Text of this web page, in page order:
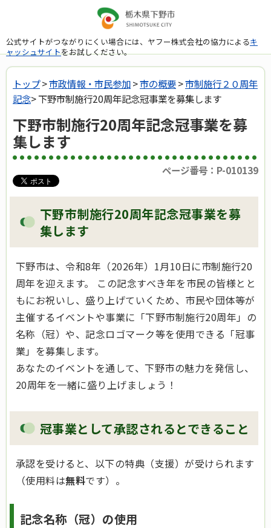
公式サイトがつながりにくい場合には、ヤフー株式会社の協力によるキ
ャッシュサイトをお試しください。
トップ>市政情報・市民参加>市の概要>市制施行２０周年
記念> 下野市制施行20周年記念冠事業を募集します
下野市制施行20周年記念冠事業を募
集します
ページ番号：P-010139
下野市制施行20周年記念冠事業を募
集します
下野市は、令和8年（2026年）1月10日に市制施行20
周年を迎えます。 この記念すべき年を市民の皆様とと
もにお祝いし、盛り上げていくため、市民や団体等が
主催するイベントや事業に「下野市制施行20周年」の
名称（冠）や、記念ロゴマーク等を使用できる「冠事
業」を募集します。
あなたのイベントを通して、下野市の魅力を発信し、
20周年を一緒に盛り上げましょう！
冠事業として承認されるとできること
承認を受けると、以下の特典（支援）が受けられます
（使用料は無料です）。
記念名称（冠）の使用